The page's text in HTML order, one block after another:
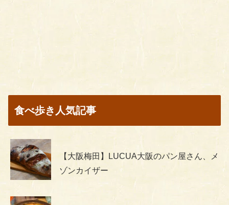
食べ歩き人気記事
【大阪梅田】LUCUA大阪のパン屋さん、メ
ゾンカイザー